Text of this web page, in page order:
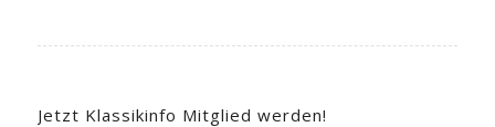
Jetzt Klassikinfo Mitglied werden!